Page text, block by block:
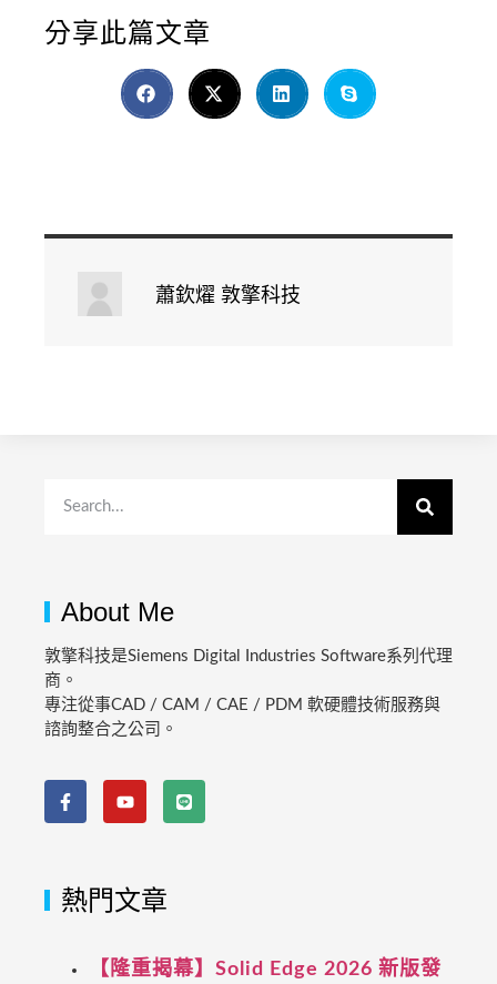
分享此篇文章
蕭欽燿 敦擎科技
About Me
敦擎科技是Siemens Digital Industries Software系列代理
商。
專注從事CAD / CAM / CAE / PDM 軟硬體技術服務與
諮詢整合之公司。
熱門文章
【隆重揭幕】Solid Edge 2026 新版發